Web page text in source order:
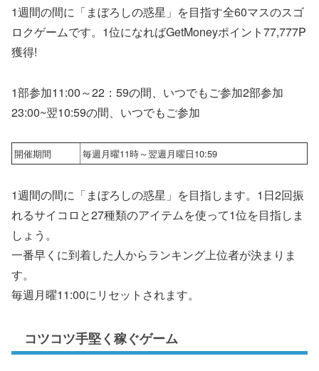
1週間の間に「まぼろしの惑星」を目指す全60マスのスゴ
ロクゲームです。1位になればGetMoneyポイント77,777P
獲得!
1部参加11:00～22：59の間、いつでもご参加2部参加
23:00~翌10:59の間、いつでもご参加
開催期間 毎週月曜11時～翌週月曜日10:59
1週間の間に「まぼろしの惑星」を目指します。1日2回振
れるサイコロと27種類のアイテムを使って1位を目指しま
しょう。
一番早くに到着した人からランキング上位者が決まりま
す。
毎週月曜11:00にリセットされます。
コツコツ手堅く稼ぐゲーム